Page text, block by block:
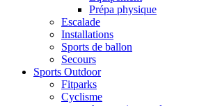
Prépa physique
Escalade
Installations
Sports de ballon
Secours
Sports Outdoor
Fitparks
Cyclisme